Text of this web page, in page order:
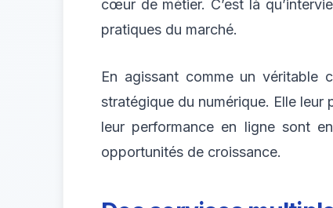
cœur de métier. C’est là
pratiques du marché.
En agissant comme un véritable
stratégique du numérique. Elle leur
leur performance en ligne sont
opportunités de croissance.